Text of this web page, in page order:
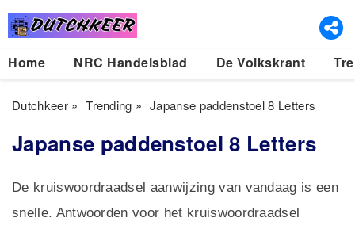
Home NRC Handelsblad De Volkskrant
Dutchkeer» Trending » Japanse paddenstoel 8 Letters
Japanse paddenstoel 8 Letters
De kruiswoordraadsel aanwijzing van vandaag is een
snelle. Antwoorden voor het kruiswoordraadsel